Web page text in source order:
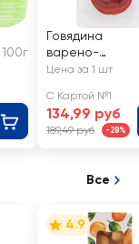
100г
Говядина
варено-
копченая
Отборная,
категория А,
нарезка
Цена за 1 шт
С Картой №1
134,99 руб
189,49 руб -28%
Все
4.9